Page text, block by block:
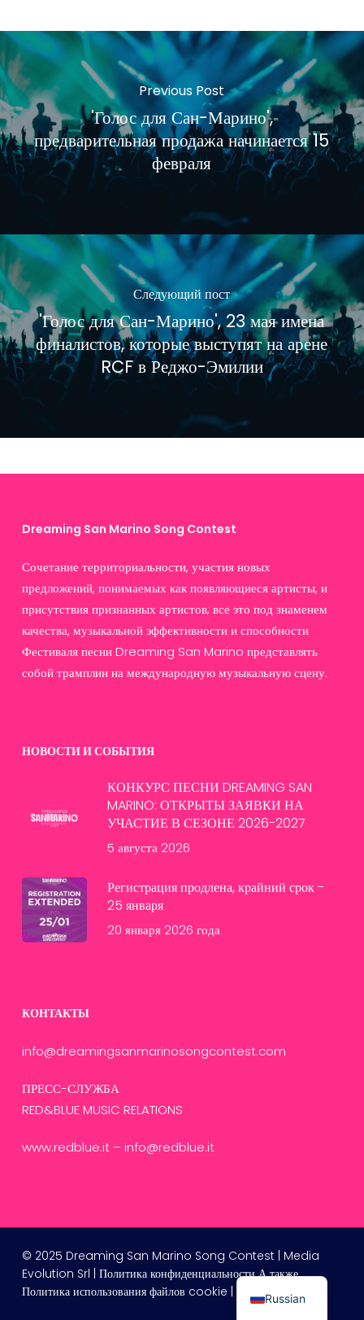
Previous Post
'Голос для Сан-Марино',
предварительная продажа начинается 15
февраля
Следующий пост
'Голос для Сан-Марино', 23 мая имена
финалистов, которые выступят на арене
RCF в Реджо-Эмилии
Dreaming San Marino Song Contest
Сочетание территориальности, участия новых
предложений, понимаемых как появляющиеся артисты, и
присутствия признанных артистов; все это под знаменем
качества, музыкальной эффективности и способности
Фестиваля песни Dreaming San Marino представлять
собой трамплин на международную музыкальную сцену.
НОВОСТИ И СОБЫТИЯ
КОНКУРС ПЕСНИ DREAMING SAN
MARINO: ОТКРЫТЫ ЗАЯВКИ НА
УЧАСТИЕ В СЕЗОНЕ 2026-2027
5 августа 2026
Регистрация продлена, крайний срок -
25 января
20 января 2026 года
КОНТАКТЫ
info@dreamingsanmarinosongcontest.com
ПРЕСС-СЛУЖБА
RED&BLUE MUSIC RELATIONS
www.redblue.it– info@redblue.it
© 2025 Dreaming San Marino Song Contest | Media
Evolution Srl | Политика конфиденциальностиА также
Политика использования файлов cookie | Кредит Digife
Russian
Italian